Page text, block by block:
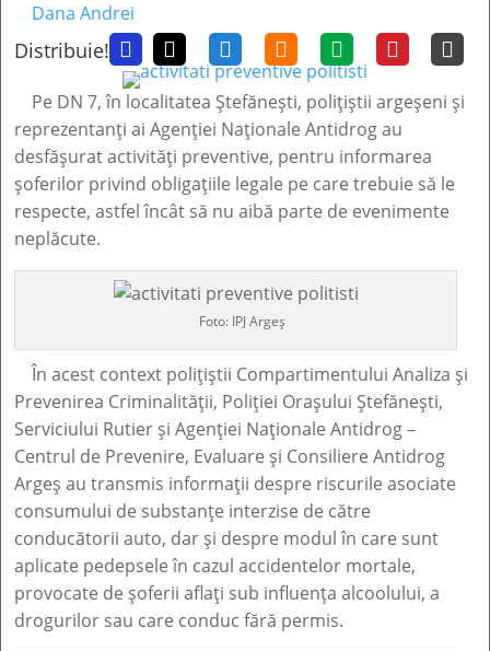
Dana Andrei
Distribuie!       
Pe DN 7, în localitatea Ștefănești, polițiștii argeșeni și
reprezentanți ai Agenției Naționale Antidrog au
desfășurat activități preventive, pentru informarea
șoferilor privind obligațiile legale pe care trebuie să le
respecte, astfel încât să nu aibă parte de evenimente
neplăcute.
Foto: IPJ Argeș
În acest context polițiștii Compartimentului Analiza și
Prevenirea Criminalității, Poliției Orașului Ștefănești,
Serviciului Rutier și Agenției Naționale Antidrog –
Centrul de Prevenire, Evaluare și Consiliere Antidrog
Argeș au transmis informații despre riscurile asociate
consumului de substanțe interzise de către
conducătorii auto, dar și despre modul în care sunt
aplicate pedepsele în cazul accidentelor mortale,
provocate de șoferii aflați sub influența alcoolului, a
drogurilor sau care conduc fără permis.